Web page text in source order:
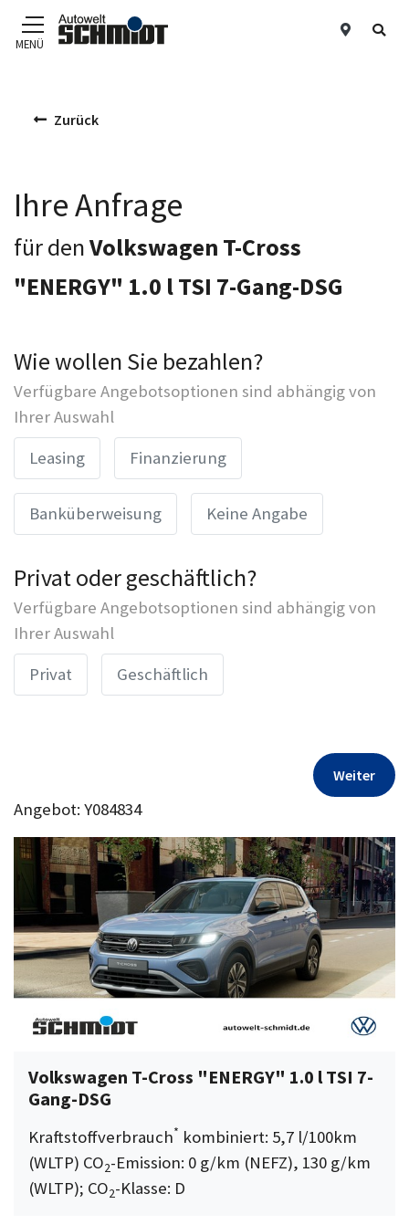
MENÜ
Zurück
Ihre Anfrage
für denVolkswagen T-Cross
"ENERGY" 1.0 l TSI 7-Gang-DSG
Wie wollen Sie bezahlen?
Verfügbare Angebotsoptionen sind abhängig von
Ihrer Auswahl
Leasing
Finanzierung
Banküberweisung Keine Angabe
Privat oder geschäftlich?
Verfügbare Angebotsoptionen sind abhängig von
Ihrer Auswahl
Privat
Geschäftlich
Weiter
Angebot: Y084834
Volkswagen T-Cross "ENERGY" 1.0 l TSI 7-
Gang-DSG
Kraftstoffverbrauch* kombiniert: 5,7 l/100km
(WLTP) CO2-Emission: 0 g/km (NEFZ), 130 g/km
(WLTP); CO2-Klasse: D